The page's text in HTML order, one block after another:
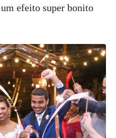
efeito super bonito